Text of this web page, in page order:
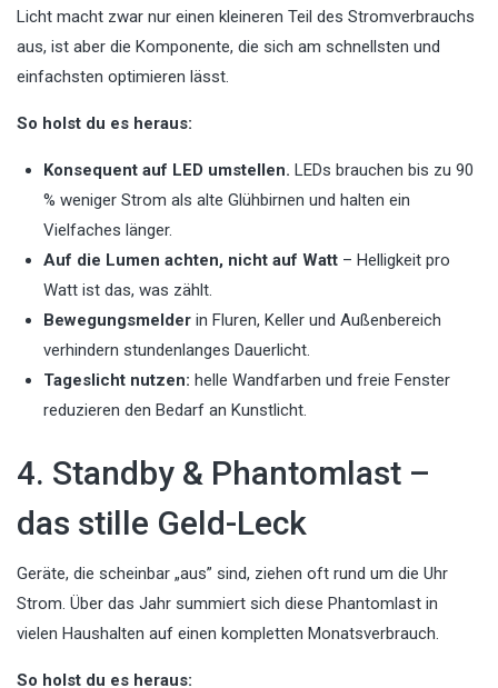
Licht macht zwar nur einen kleineren Teil des Stromverbrauchs
aus, ist aber die Komponente, die sich am schnellsten und
einfachsten optimieren lässt.
So holst du es heraus:
Konsequent auf LED umstellen. LEDs brauchen bis zu 90
% weniger Strom als alte Glühbirnen und halten ein
Vielfaches länger.
Auf die Lumen achten, nicht auf Watt – Helligkeit pro
Watt ist das, was zählt.
Bewegungsmelder in Fluren, Keller und Außenbereich
verhindern stundenlanges Dauerlicht.
Tageslicht nutzen: helle Wandfarben und freie Fenster
reduzieren den Bedarf an Kunstlicht.
4. Standby & Phantomlast –
das stille Geld-Leck
Geräte, die scheinbar „aus” sind, ziehen oft rund um die Uhr
Strom. Über das Jahr summiert sich diese Phantomlast in
vielen Haushalten auf einen kompletten Monatsverbrauch.
So holst du es heraus: